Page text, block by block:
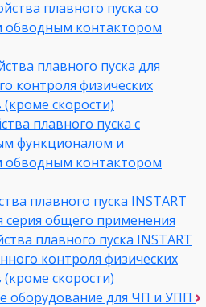
плавного пуска со
обводным контактором
плавного пуска для
контроля физических
скорости)
плавного пуска с
функционалом и
обводным контактором
плавного пуска INSTART
серия общего применения
плавного пуска INSTART
контроля физических
скорости)
оборудование для ЧП и УПП